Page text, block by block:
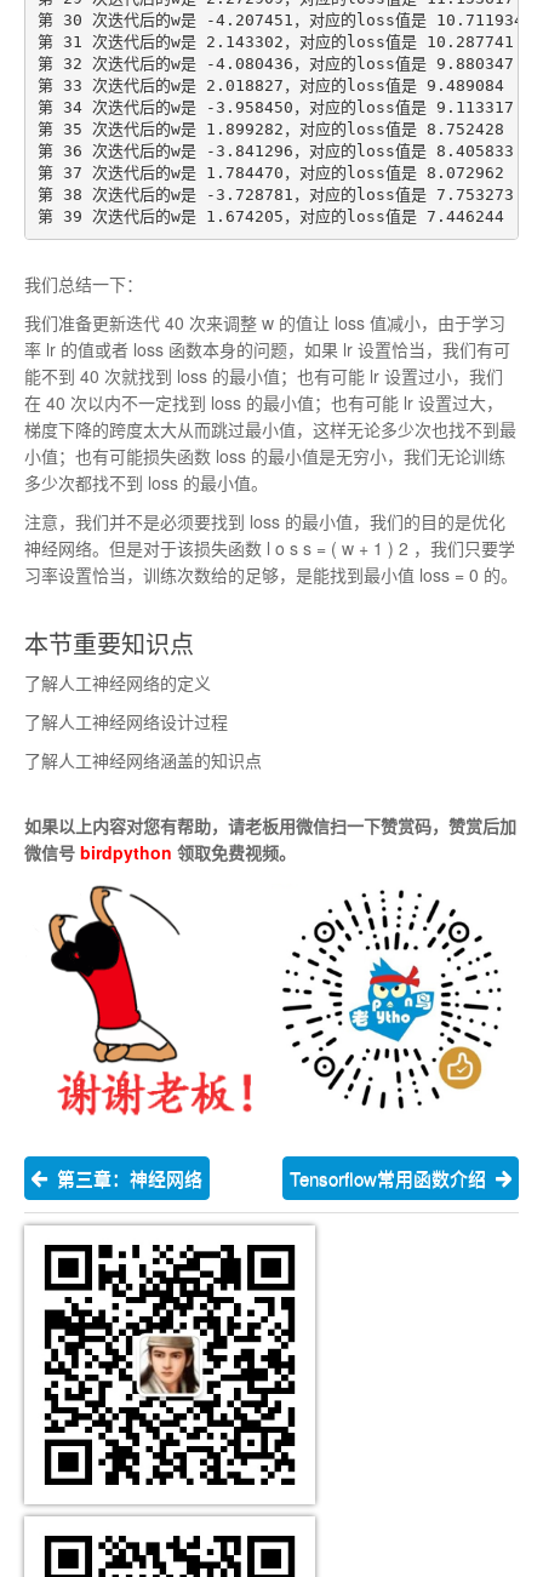
第 30 次迭代后的w是 -4.207451，对应的loss值是 10.711934
第 31 次迭代后的w是 2.143302，对应的loss值是 10.287741
第 32 次迭代后的w是 -4.080436，对应的loss值是 9.880347
第 33 次迭代后的w是 2.018827，对应的loss值是 9.489084
第 34 次迭代后的w是 -3.958450，对应的loss值是 9.113317
第 35 次迭代后的w是 1.899282，对应的loss值是 8.752428
第 36 次迭代后的w是 -3.841296，对应的loss值是 8.405833
第 37 次迭代后的w是 1.784470，对应的loss值是 8.072962
第 38 次迭代后的w是 -3.728781，对应的loss值是 7.753273
第 39 次迭代后的w是 1.674205，对应的loss值是 7.446244
我们总结一下：
我们准备更新迭代 40 次来调整 w 的值让 loss 值减小，由于学习
率 lr 的值或者 loss 函数本身的问题，如果 lr 设置恰当，我们有可
能不到 40 次就找到 loss 的最小值；也有可能 lr 设置过小，我们
在 40 次以内不一定找到 loss 的最小值；也有可能 lr 设置过大，
梯度下降的跨度太大从而跳过最小值，这样无论多少次也找不到最
小值；也有可能损失函数 loss 的最小值是无穷小，我们无论训练
多少次都找不到 loss 的最小值。
注意，我们并不是必须要找到 loss 的最小值，我们的目的是优化
神经网络。但是对于该损失函数 l o s s = ( w + 1 ) 2 ，我们只要学
习率设置恰当，训练次数给的足够，是能找到最小值 loss = 0 的。
本节重要知识点
了解人工神经网络的定义
了解人工神经网络设计过程
了解人工神经网络涵盖的知识点
如果以上内容对您有帮助，请老板用微信扫一下赞赏码，赞赏后加
微信号 birdpython 领取免费视频。
第三章：神经网络 Tensorflow常用函数介绍